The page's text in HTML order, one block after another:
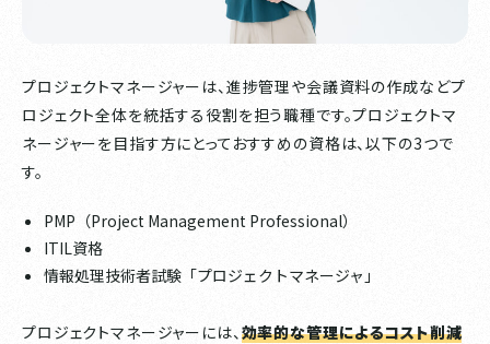
プロジェクトマネージャーは、進捗管理や会議資料の作成などプ
ロジェクト全体を統括する役割を担う職種です。プロジェクトマ
ネージャーを目指す方にとっておすすめの資格は、以下の3つで
す。
PMP（Project Management Professional）
ITIL資格
情報処理技術者試験「プロジェクトマネージャ」
プロジェクトマネージャーには、 効率的な管理によるコスト削減